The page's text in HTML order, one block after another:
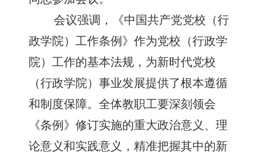
会议强调，《中国共产党党校（行
政学院）工作条例》作为党校（行政学
院）工作的基本法规，为新时代党校
（行政学院）事业发展提供了根本遵循
和制度保障。全体教职工要深刻领会
《条例》修订实施的重大政治意义、理
论意义和实践意义，精准把握其中的新